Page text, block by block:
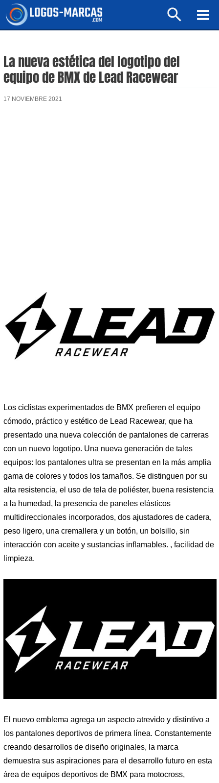
Buscar
La nueva estética del logotipo del
equipo de BMX de Lead Racewear
17 NOVIEMBRE 2021
Los ciclistas experimentados de BMX prefieren el equipo
cómodo, práctico y estético de Lead Racewear, que ha
presentado una nueva colección de pantalones de carreras
con un nuevo logotipo. Una nueva generación de tales
equipos: los pantalones ultra se presentan en la más amplia
gama de colores y todos los tamaños. Se distinguen por su
alta resistencia, el uso de tela de poliéster, buena resistencia
a la humedad, la presencia de paneles elásticos
multidireccionales incorporados, dos ajustadores de cadera,
peso ligero, una cremallera y un botón, un bolsillo, sin
interacción con aceite y sustancias inflamables. , facilidad de
limpieza.
El nuevo emblema agrega un aspecto atrevido y distintivo a
los pantalones deportivos de primera línea. Constantemente
creando desarrollos de diseño originales, la marca
demuestra sus aspiraciones para el desarrollo futuro en esta
área de equipos deportivos de BMX para motocross,